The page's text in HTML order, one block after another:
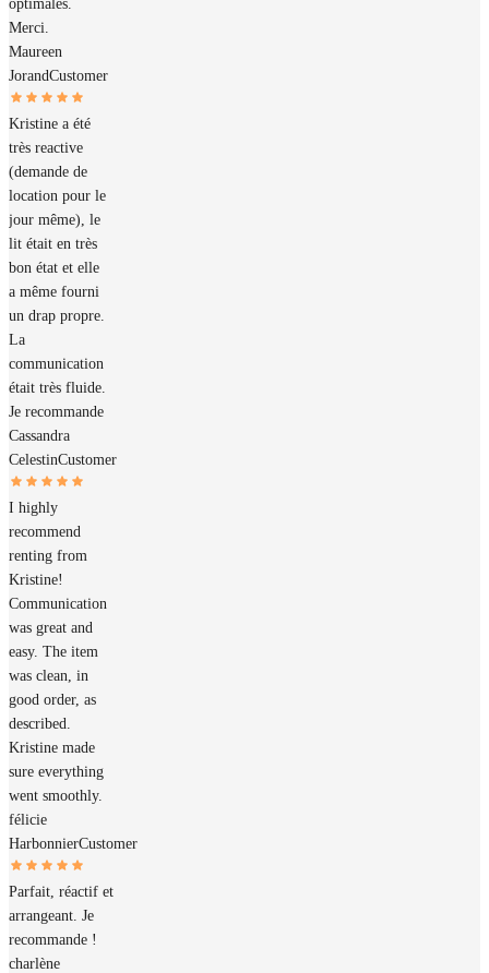
optimales.
Merci.
Maureen
JorandCustomer
Kristine a été
très reactive
(demande de
location pour le
jour même), le
lit était en très
bon état et elle
a même fourni
un drap propre.
La
communication
était très fluide.
Je recommande
Cassandra
CelestinCustomer
I highly
recommend
renting from
Kristine!
Communication
was great and
easy. The item
was clean, in
good order, as
described.
Kristine made
sure everything
went smoothly.
félicie
HarbonnierCustomer
Parfait, réactif et
arrangeant. Je
recommande !
charlène